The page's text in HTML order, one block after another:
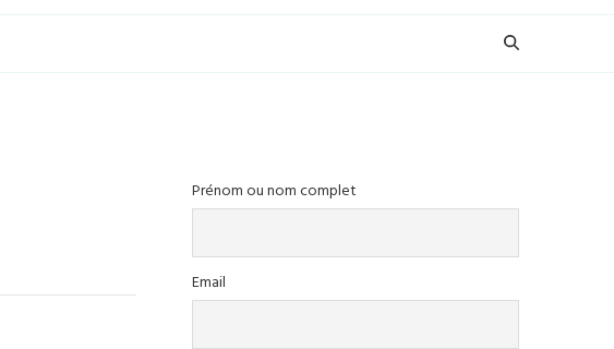
Prénom ou nom complet
Email